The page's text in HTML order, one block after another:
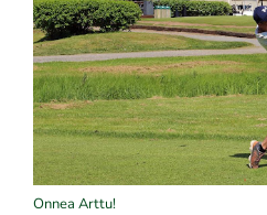
Onnea Arttu!